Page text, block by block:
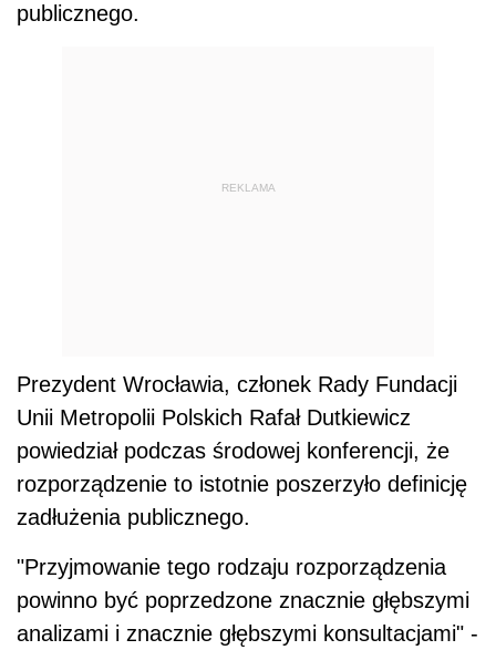
publicznego.
REKLAMA
Prezydent Wrocławia, członek Rady Fundacji
Unii Metropolii Polskich Rafał Dutkiewicz
powiedział podczas środowej konferencji, że
rozporządzenie to istotnie poszerzyło definicję
zadłużenia publicznego.
"Przyjmowanie tego rodzaju rozporządzenia
powinno być poprzedzone znacznie głębszymi
analizami i znacznie głębszymi konsultacjami" -